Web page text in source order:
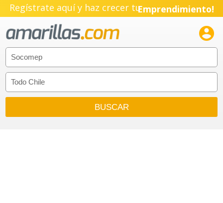
Regístrate aquí y haz crecer tuEmprendimiento!
